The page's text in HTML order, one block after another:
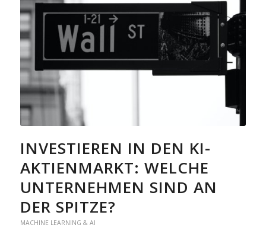
INVESTIEREN IN DEN KI-
AKTIENMARKT: WELCHE
UNTERNEHMEN SIND AN
DER SPITZE?
MACHINE LEARNING & AI